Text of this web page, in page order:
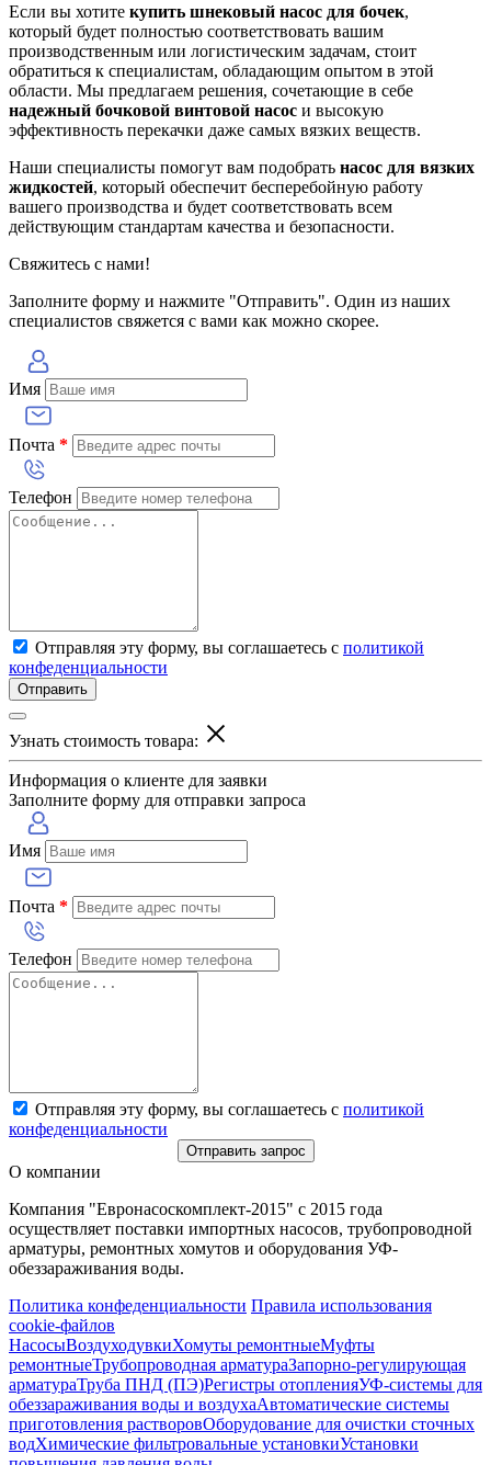
Если вы хотите купить шнековый насос для бочек,
который будет полностью соответствовать вашим
производственным или логистическим задачам, стоит
обратиться к специалистам, обладающим опытом в этой
области. Мы предлагаем решения, сочетающие в себе
надежный бочковой винтовой насос и высокую
эффективность перекачки даже самых вязких веществ.
Наши специалисты помогут вам подобрать насос для вязких
жидкостей, который обеспечит бесперебойную работу
вашего производства и будет соответствовать всем
действующим стандартам качества и безопасности.
Свяжитесь с нами!
Заполните форму и нажмите "Отправить". Один из наших
специалистов свяжется с вами как можно скорее.
Имя
Почта *
Телефон
Отправляя эту форму, вы соглашаетесь с политикой
конфеденциальности
Отправить
Узнать стоимость товара:
Информация о клиенте для заявки
Заполните форму для отправки запроса
Имя
Почта *
Телефон
Отправляя эту форму, вы соглашаетесь с политикой
конфеденциальности
Отправить запрос
О компании
Компания "Евронасоскомплект-2015" с 2015 года
осуществляет поставки импортных насосов, трубопроводной
арматуры, ремонтных хомутов и оборудования УФ-
обеззараживания воды.
Политика конфеденциальности Правила использования
cookie-файлов
НасосыВоздуходувкиХомуты ремонтныеМуфты
ремонтныеТрубопроводная арматураЗапорно-регулирующая
арматураТруба ПНД (ПЭ)Регистры отопленияУФ-системы для
обеззараживания воды и воздухаАвтоматические системы
приготовления растворовОборудование для очистки сточных
водХимические фильтровальные установкиУстановки